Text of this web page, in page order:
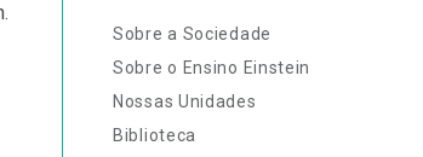
Sobre a Sociedade
Sobre o Ensino Einstein
Nossas Unidades
Biblioteca